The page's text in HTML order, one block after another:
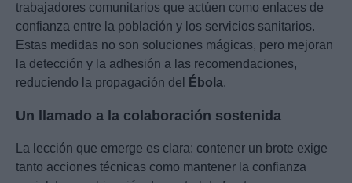
trabajadores comunitarios que actúen como enlaces de
confianza entre la población y los servicios sanitarios.
Estas medidas no son soluciones mágicas, pero mejoran
la detección y la adhesión a las recomendaciones,
reduciendo la propagación del
Ébola.
Un llamado a la colaboración sostenida
La lección que emerge es clara: contener un brote exige
tanto acciones técnicas como mantener la confianza